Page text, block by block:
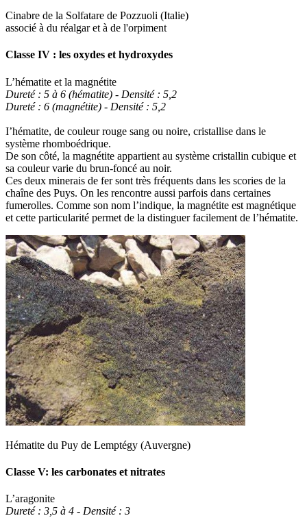
Cinabre de la Solfatare de Pozzuoli (Italie)
associé à du réalgar et à de l'orpiment
Classe IV : les oxydes et hydroxydes
L’hématite et la magnétite
Dureté : 5 à 6 (hématite) - Densité : 5,2
Dureté : 6 (magnétite) - Densité : 5,2
I’hématite, de couleur rouge sang ou noire, cristallise dans le
système rhomboédrique.
De son côté, la magnétite appartient au système cristallin cubique et
sa couleur varie du brun-foncé au noir.
Ces deux minerais de fer sont très fréquents dans les scories de la
chaîne des Puys. On les rencontre aussi parfois dans certaines
fumerolles. Comme son nom l’indique, la magnétite est magnétique
et cette particularité permet de la distinguer facilement de l’hématite.
Hématite du Puy de Lemptégy (Auvergne)
Classe V: les carbonates et nitrates
L’aragonite
Dureté : 3,5 à 4 - Densité : 3